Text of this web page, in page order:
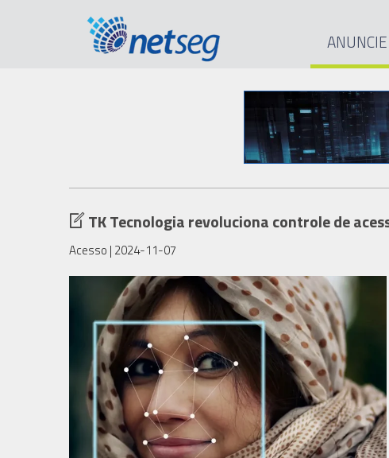
ANUNCIE
TK Tecnologia revoluciona controle de
Acesso | 2024-11-07